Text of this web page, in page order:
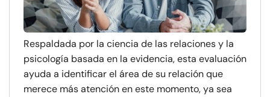
Respaldada por la ciencia de las relaciones y la
psicología basada en la evidencia, esta evaluación
ayuda a identificar el área de su relación que
merece más atención en este momento, ya sea